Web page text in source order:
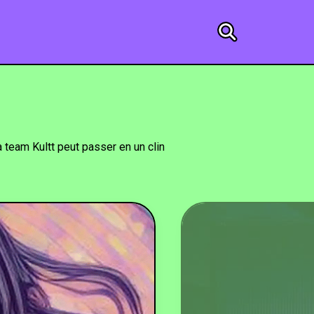
Kultt peut passer en un clin